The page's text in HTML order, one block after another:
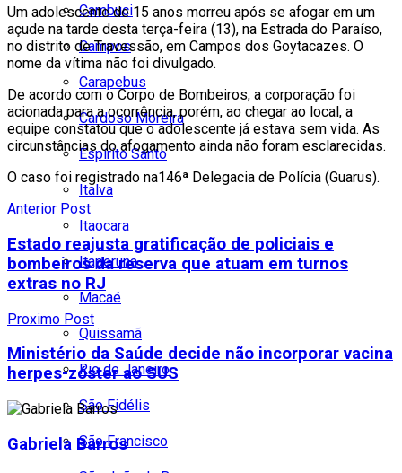
Cambuci
Campos
Carapebus
Cardoso Moreira
Espírito Santo
Italva
Itaocara
Itaperuna
Macaé
Quissamã
Rio de Janeiro
São Fidélis
São Francisco
Um adolescente de 15 anos morreu após se afogar em um
açude na tarde desta terça-feira (13), na Estrada do Paraíso,
no distrito de Travessão, em Campos dos Goytacazes. O
nome da vítima não foi divulgado.
De acordo com o Corpo de Bombeiros, a corporação foi
acionada para a ocorrência, porém, ao chegar ao local, a
equipe constatou que o adolescente já estava sem vida. As
circunstâncias do afogamento ainda não foram esclarecidas.
O caso foi registrado na146ª Delegacia de Polícia (Guarus).
Anterior Post
Estado reajusta gratificação de policiais e
bombeiros da reserva que atuam em turnos
extras no RJ
Proximo Post
Ministério da Saúde decide não incorporar vacina
herpes-zóster ao SUS
Gabriela Barros